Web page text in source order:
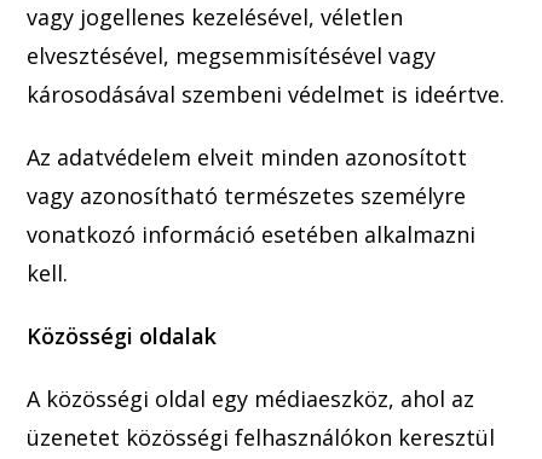
vagy jogellenes kezelésével, véletlen
elvesztésével, megsemmisítésével vagy
károsodásával szembeni védelmet is ideértve.
Az adatvédelem elveit minden azonosított
vagy azonosítható természetes személyre
vonatkozó információ esetében alkalmazni
kell.
Közösségi oldalak
A közösségi oldal egy médiaeszköz, ahol az
üzenetet közösségi felhasználókon keresztül